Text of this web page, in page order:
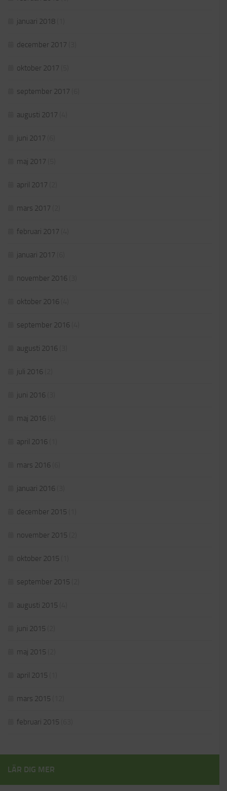
januari 2018
december 2017
oktober 2017
september 2017
augusti 2017
juni 2017
maj 2017
april 2017
mars 2017
februari 2017
januari 2017
november 2016
oktober 2016
september 2016
augusti 2016
juli 2016
juni 2016
maj 2016
april 2016
mars 2016
januari 2016
december 2015
november 2015
oktober 2015
september 2015
augusti 2015
juni 2015
maj 2015
april 2015
mars 2015
februari 2015
LÄR DIG MER